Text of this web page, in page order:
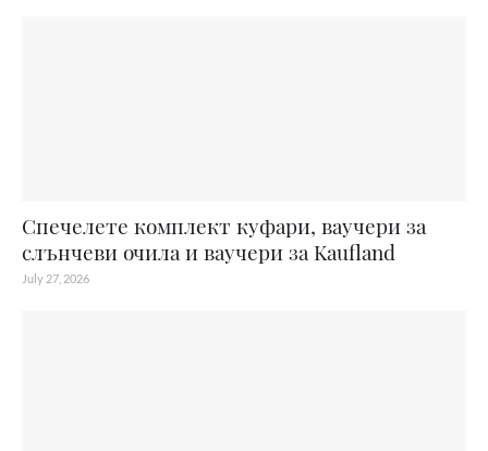
Спечелете комплект куфари, ваучери за
слънчеви очила и ваучери за Kaufland
July 27, 2026